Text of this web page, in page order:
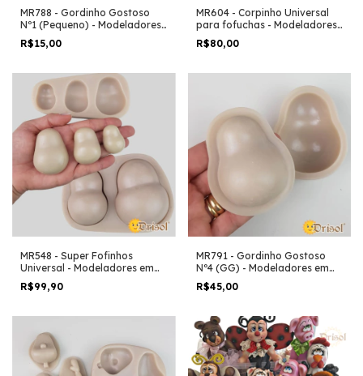
MR788 - Gordinho Gostoso
Nº1 (Pequeno) - Modeladores
em Resina
R$15,00
MR604 - Corpinho Universal
para fofuchas - Modeladores
em Resina
R$80,00
MR548 - Super Fofinhos
Universal - Modeladores em
Resina
R$99,90
MR791 - Gordinho Gostoso
Nº4 (GG) - Modeladores em
Resina
R$45,00